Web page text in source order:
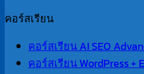
คอร์สเรียน
คอร์สเรียน AI SEO
คอร์สเรียน WordPress +